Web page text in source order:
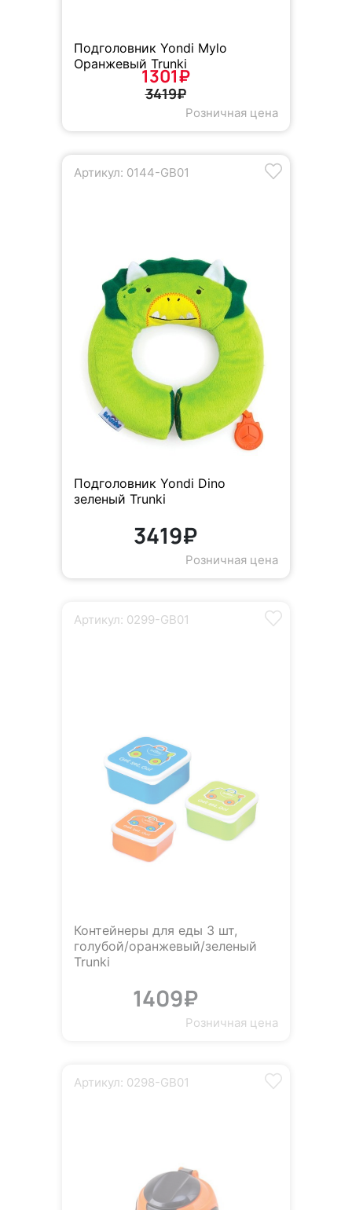
Подголовник Yondi Mylo
Оранжевый Trunki
1301₽
3419₽
Розничная цена
Артикул: 0144-GB01
Подголовник Yondi Dino
зеленый Trunki
3419₽
Розничная цена
Артикул: 0299-GB01
Контейнеры для еды 3 шт,
голубой/оранжевый/зеленый
Trunki
1409₽
Розничная цена
Артикул: 0298-GB01